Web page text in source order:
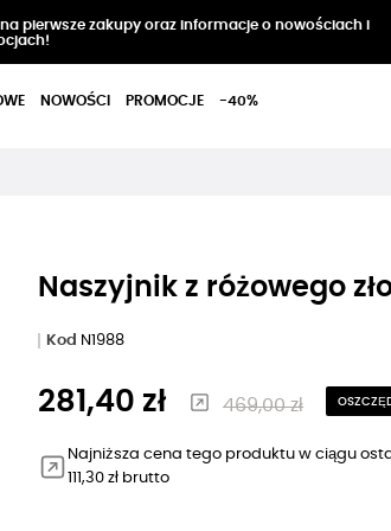
pierwsze zakupy oraz informacje o nowościach i
NOWOŚCI PROMOCJE -40%
Naszyjnik z różowego
Kod N1988
281,40 zł 469,00 zł
Najniższa cena tego produktu w ciągu
111,30 zł brutto